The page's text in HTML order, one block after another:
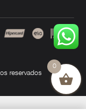
reservados
0